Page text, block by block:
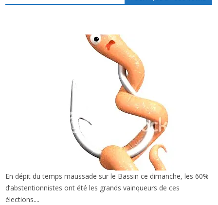
ABSTENTIONNISTES : LA PÊCHE À LA LIGNE
PROGRESSE …
x
En dépit du temps maussade sur le Bassin ce dimanche, les 60%
d’abstentionnistes ont été les grands vainqueurs de ces
élections....